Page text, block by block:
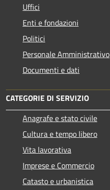
Uffici
Enti e fondazioni
Politici
Personale Amministrativo
Documenti e dati
CATEGORIE DI SERVIZIO
Anagrafe e stato civile
Cultura e tempo libero
Vita lavorativa
Imprese e Commercio
Catasto e urbanistica